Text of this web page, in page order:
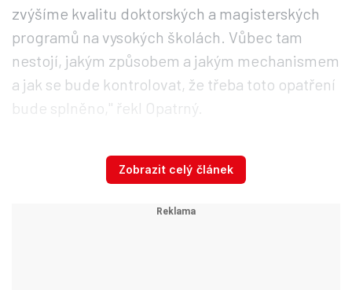
zvýšíme kvalitu doktorských a magisterských
programů na vysokých školách. Vůbec tam
nestojí, jakým způsobem a jakým mechanismem
a jak se bude kontrolovat, že třeba toto opatření
bude splněno," řekl Opatrný.
K platné národní politice výzkumu se podle
Opatrného v současné době při rozdělování
peněz na výzkum prakticky nepřihlíží. "Rozpočet
Zobrazit celý článek